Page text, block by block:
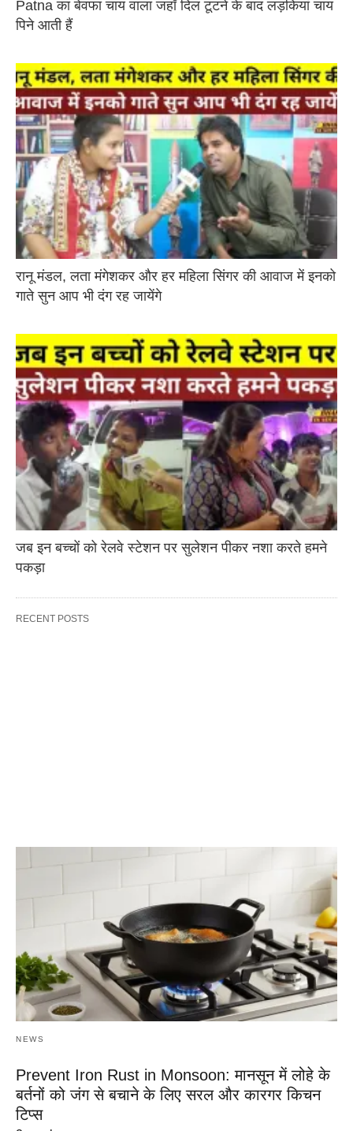
Patna का बेवफा चाय वाला जहाँ दिल टूटने के बाद लड़कियां चाय
पिने आती हैं
रानू मंडल, लता मंगेशकर और हर महिला सिंगर की आवाज में इनको
गाते सुन आप भी दंग रह जायेंगे
जब इन बच्चों को रेलवे स्टेशन पर सुलेशन पीकर नशा करते हमने
पकड़ा
RECENT POSTS
NEWS
Prevent Iron Rust in Monsoon: मानसून में लोहे के
बर्तनों को जंग से बचाने के लिए सरल और कारगर किचन
टिप्स